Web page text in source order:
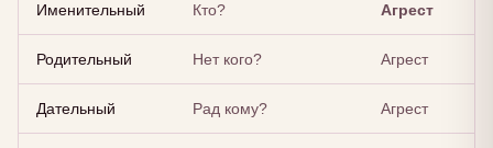
Именительный Кто? Агрест
Родительный Нет кого? Агрест
Дательный Рад кому? Агрест